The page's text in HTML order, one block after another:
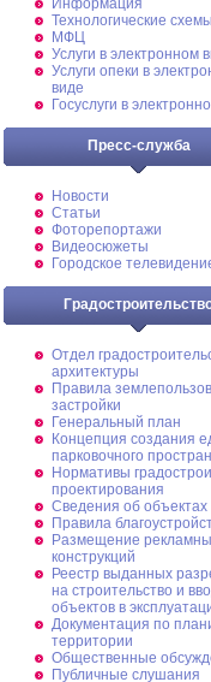
Информация
Технологические схемы
МФЦ
Услуги в электронном
Услуги опеки в
виде
Госуслуги в
Пресс-служба
Новости
Статьи
Фоторепортажи
Видеосюжеты
Городское
Отдел
архитектуры
Правила
застройки
Генеральный план
Концепция создания
парковочного
Нормативы
проектирования
Сведения об объектах
Правила
Размещение
конструкций
Реестр выданных
на строительство и
объектов в
Документация по
территории
Общественные
Публичные слушания